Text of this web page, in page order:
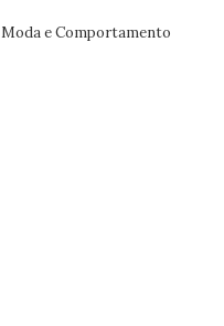
Moda e Comportamento